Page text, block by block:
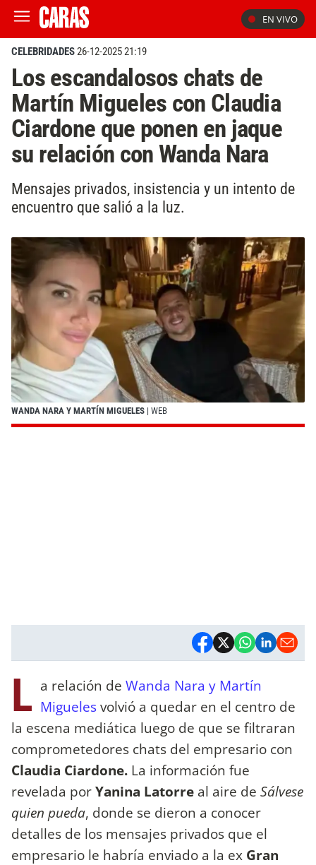
EN VIVO
CELEBRIDADES26-12-2025 21:19
Los escandalosos chats de
Martín Migueles con Claudia
Ciardone que ponen en jaque
su relación con Wanda Nara
Mensajes privados, insistencia y un intento de
encuentro que salió a la luz.
WANDA NARA Y MARTÍN MIGUELES | WEB
L a relación de Wanda Nara y Martín
Miguelesvolvió a quedar en el centro de
la escena mediática luego de que se filtraran
comprometedores chats del empresario con
Claudia Ciardone. La información fue
revelada porYanina Latorre al aire de Sálvese
quien pueda, donde se dieron a conocer
detalles de los mensajes privados que el
empresario le habría enviado a la ex Gran